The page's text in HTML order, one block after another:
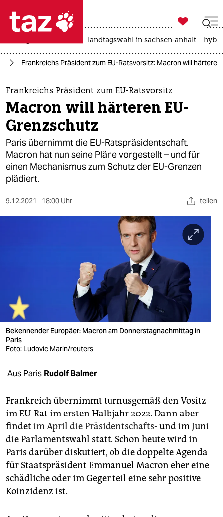
 taz zahl ich
taz zahl ich
themen
politik
öko
gesellschaft
kultur
sport
verlag
veranstaltungen
shop
fragen & hilfe
abo
genossenschaft
epaper login

taz zahl ich
landtagswahl in sachsen-anhalt
Frankreichs Präsident zum EU-Ratsvorsitz: Macron will
Frankreichs Präsident zum EU-Ratsvorsitz
Macron will härteren EU-
Grenzschutz
Paris übernimmt die EU-Ratspräsidentschaft.
Macron hat nun seine Pläne vorgestellt – und für
einen Mechanismus zum Schutz der EU-Grenzen
plädiert.
9.12.2021 18:00 Uhr teilen
Bekennender Europäer: Macron am Donnerstagnachmittag in
Paris
Foto: Ludovic Marin/reuters
Aus Paris Rudolf Balmer
Frankreich übernimmt turnusgemäß den Vositz
im EU-Rat im ersten Halbjahr 2022. Dann aber
findet im April die Präsidentschafts- und im Juni
die Parlamentswahl statt. Schon heute wird in
Paris darüber diskutiert, ob die doppelte Agenda
für Staatspräsident Emmanuel Macron eher eine
schädliche oder im Gegenteil eine sehr positive
Koinzidenz ist.